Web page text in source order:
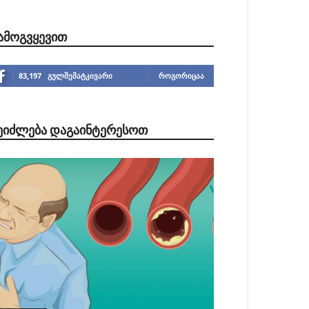
83,197 გულშემატკივარი ᲠᲝᲒᲝᲠᲘᲪᲐᲐ
ᲓᲐᲒᲐᲘᲜᲢᲔᲠᲔᲡᲝᲗ